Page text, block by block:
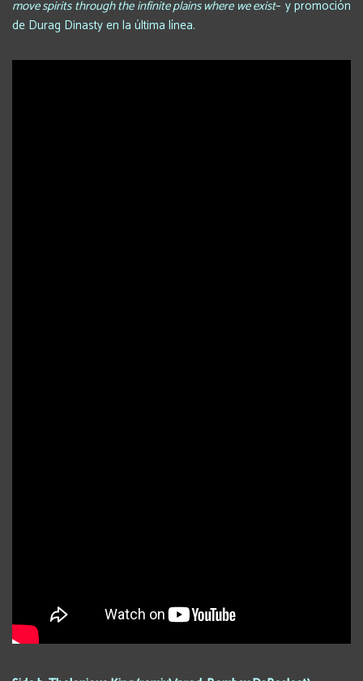
move spirits through the infinite plains where we exist– y promoción
de Durag Dinasty en la última línea.